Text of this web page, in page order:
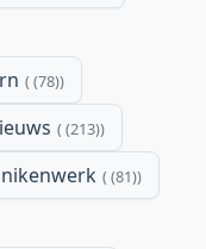
(78)
(213)
(81)